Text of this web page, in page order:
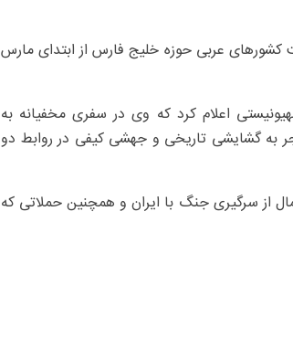
عربی حوزه خلیج فارس از ابتدای مارس
اعلام کرد که وی در سفری مخفیانه به
به گشایشی تاریخی و جهشی کیفی در روابط دو
از سرگیری جنگ با ایران و همچنین حملاتی که